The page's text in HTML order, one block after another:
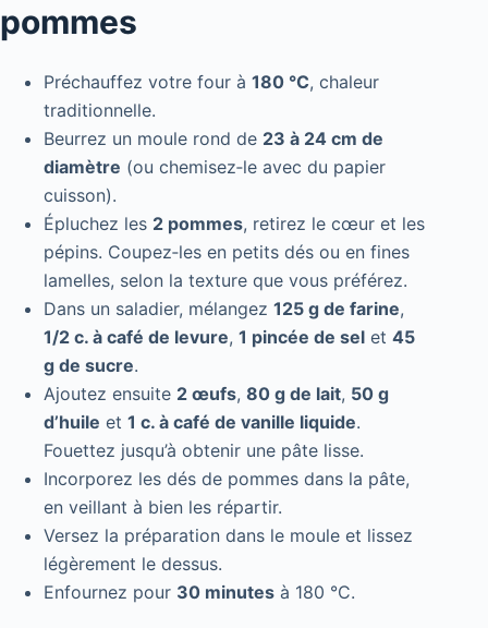
pommes
Préchauffez votre four à 180 °C, chaleur
traditionnelle.
Beurrez un moule rond de 23 à 24 cm de
diamètre (ou chemisez‑le avec du papier
cuisson).
Épluchez les 2 pommes, retirez le cœur et les
pépins. Coupez‑les en petits dés ou en fines
lamelles, selon la texture que vous préférez.
Dans un saladier, mélangez 125 g de farine,
1/2 c. à café de levure, 1 pincée de sel et 45
g de sucre.
Ajoutez ensuite 2 œufs, 80 g de lait, 50 g
d’huile et 1 c. à café de vanille liquide.
Fouettez jusqu’à obtenir une pâte lisse.
Incorporez les dés de pommes dans la pâte,
en veillant à bien les répartir.
Versez la préparation dans le moule et lissez
légèrement le dessus.
Enfournez pour 30 minutes à 180 °C.